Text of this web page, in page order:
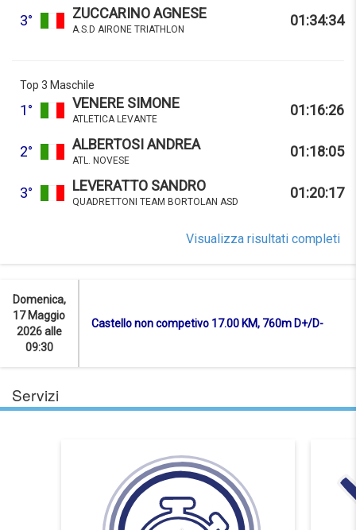
3° ZUCCARINO AGNESE
A.S.D AIRONE TRIATHLON
01:34:34
Top 3 Maschile
1° VENERE SIMONE
ATLETICA LEVANTE
01:16:26
2° ALBERTOSI ANDREA
ATL. NOVESE
01:18:05
3° LEVERATTO SANDRO
QUADRETTONI TEAM BORTOLAN ASD
01:20:17
Visualizza risultati completi
Domenica,
17 Maggio
2026 alle
09:30
Castello non competivo 17.00 KM, 760m D+/D-
Servizi